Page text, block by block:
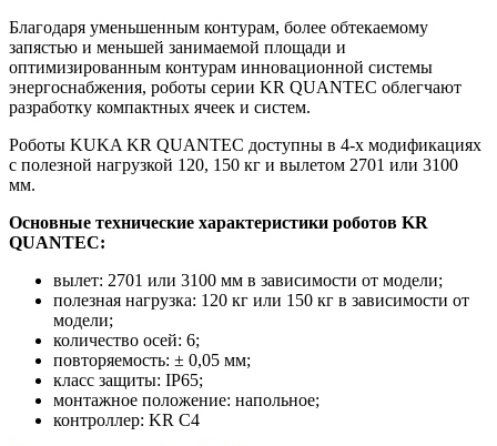
Благодаря уменьшенным контурам, более обтекаемому
запястью и меньшей занимаемой площади и
оптимизированным контурам инновационной системы
энергоснабжения, роботы серии KR QUANTEC облегчают
разработку компактных ячеек и систем.
Роботы KUKA KR QUANTEC доступны в 4-х модификациях
с полезной нагрузкой 120, 150 кг и вылетом 2701 или 3100
мм.
Основные технические характеристики роботов KR
QUANTEC:
вылет: 2701 или 3100 мм в зависимости от модели;
полезная нагрузка: 120 кг или 150 кг в зависимости от
модели;
количество осей: 6;
повторяемость: ± 0,05 мм;
класс защиты: IP65;
монтажное положение: напольное;
контроллер: KR C4